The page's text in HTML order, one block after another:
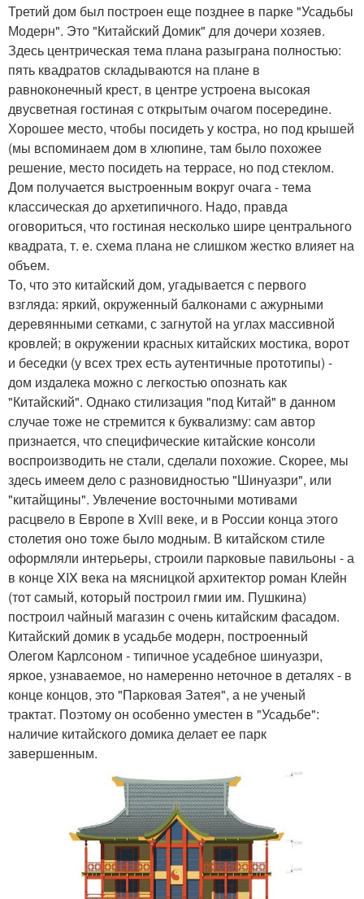
Третий дом был построен еще позднее в парке "Усадьбы
Модерн". Это "Китайский Домик" для дочери хозяев.
Здесь центрическая тема плана разыграна полностью:
пять квадратов складываются на плане в
равноконечный крест, в центре устроена высокая
двусветная гостиная с открытым очагом посередине.
Хорошее место, чтобы посидеть у костра, но под крышей
(мы вспоминаем дом в хлюпине, там было похожее
решение, место посидеть на террасе, но под стеклом.
Дом получается выстроенным вокруг очага - тема
классическая до архетипичного. Надо, правда
оговориться, что гостиная несколько шире центрального
квадрата, т. е. схема плана не слишком жестко влияет на
объем.
То, что это китайский дом, угадывается с первого
взгляда: яркий, окруженный балконами с ажурными
деревянными сетками, с загнутой на углах массивной
кровлей; в окружении красных китайских мостика, ворот
и беседки (у всех трех есть аутентичные прототипы) -
дом издалека можно с легкостью опознать как
"Китайский". Однако стилизация "под Китай" в данном
случае тоже не стремится к буквализму: сам автор
признается, что специфические китайские консоли
воспроизводить не стали, сделали похожие. Скорее, мы
здесь имеем дело с разновидностью "Шинуазри", или
"китайщины". Увлечение восточными мотивами
расцвело в Европе в Xviii веке, и в России конца этого
столетия оно тоже было модным. В китайском стиле
оформляли интерьеры, строили парковые павильоны - а
в конце XIX века на мясницкой архитектор роман Клейн
(тот самый, который построил гмии им. Пушкина)
построил чайный магазин с очень китайским фасадом.
Китайский домик в усадьбе модерн, построенный
Олегом Карлсоном - типичное усадебное шинуазри,
яркое, узнаваемое, но намеренно неточное в деталях - в
конце концов, это "Парковая Затея", а не ученый
трактат. Поэтому он особенно уместен в "Усадьбе":
наличие китайского домика делает ее парк
завершенным.